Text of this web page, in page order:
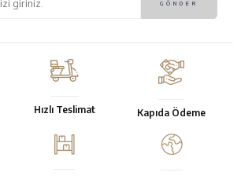
Hızlı Teslimat Kapıda Ödeme